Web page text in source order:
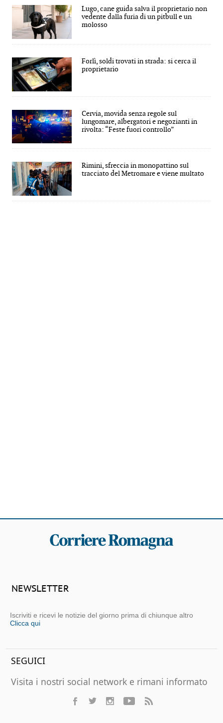
Lugo, cane guida salva il proprietario non
vedente dalla furia di un pitbull e un
molosso
Forlì, soldi trovati in strada: si cerca il
proprietario
Cervia, movida senza regole sul
lungomare, albergatori e negozianti in
rivolta: “Feste fuori controllo”
Rimini, sfreccia in monopattino sul
tracciato del Metromare e viene multato
NEWSLETTER
Iscriviti e ricevi le notizie del giorno prima di chiunque altro
Clicca qui
SEGUICI
Visita i nostri social network e rimani informato